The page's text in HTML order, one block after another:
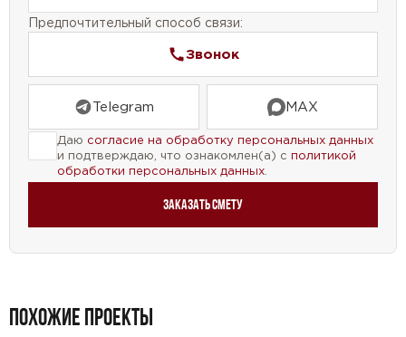
Предпочтительный способ связи:
Звонок
Telegram MAX
Даю согласие на обработку персональных данных
и подтверждаю, что ознакомлен(а) с политикой
обработки персональных данных
Заказать смету
ПОХОЖИЕ ПРОЕКТЫ